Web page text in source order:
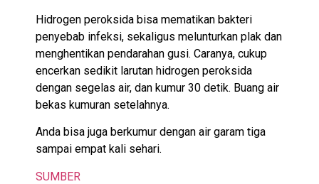
Hidrogen peroksida bisa mematikan bakteri
penyebab infeksi, sekaligus melunturkan plak dan
menghentikan pendarahan gusi. Caranya, cukup
encerkan sedikit larutan hidrogen peroksida
dengan segelas air, dan kumur 30 detik. Buang air
bekas kumuran setelahnya.
Anda bisa juga berkumur dengan air garam tiga
sampai empat kali sehari.
SUMBER